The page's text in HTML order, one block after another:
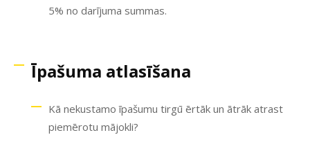
5% no darījuma summas.
Īpašuma atlasīšana
Kā nekustamo īpašumu tirgū ērtāk un ātrāk atrast
piemērotu mājokli?